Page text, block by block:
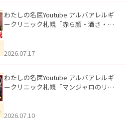
わたしの名医Youtube アルバアレルギ
ークリニック札幌「赤ら顔・酒さ・ニ
した。
2026.07.17
わたしの名医Youtube アルバアレルギ
ークリニック札幌「マンジャロのリア
た。
2026.07.10